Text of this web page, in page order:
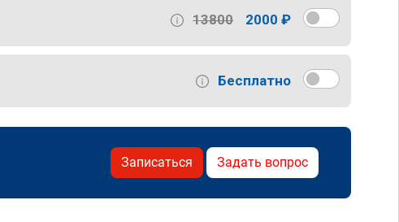
13800 2000 ₽
Бесплатно
Записаться Задать вопрос